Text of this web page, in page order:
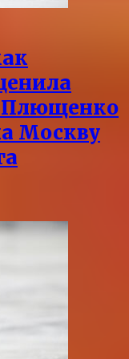
Плющенко
Москву